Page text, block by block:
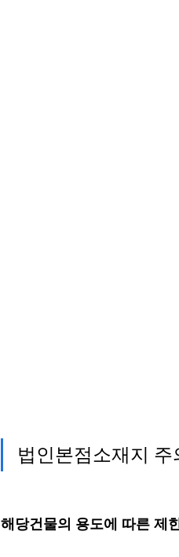
법인본점소재지 주
해당건물의 용도에 따른 제